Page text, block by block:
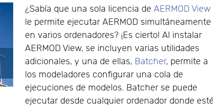
¿Sabía que una sola licencia deAERMOD View
le permite ejecutar AERMOD simultáneamente
en varios ordenadores? ¡Es cierto! Al instalar
AERMOD View, se incluyen varias utilidades
adicionales, y una de ellas, Batcher, permite a
los modeladores configurar una cola de
ejecuciones de modelos. Batcher se puede
ejecutar desde cualquier ordenador donde